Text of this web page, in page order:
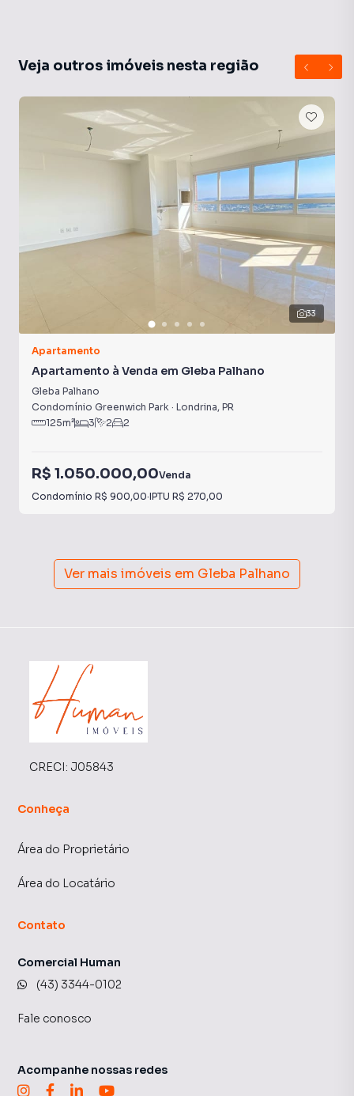
Veja outros imóveis nesta região
33
Apartamento
Apartamento à Venda em Gleba Palhano
Gleba Palhano
Condomínio Greenwich Park · Londrina, PR
125m² 3 2 2
R$ 1.050.000,00Venda
Condomínio R$ 900,00·IPTU R$ 270,00
Ver mais imóveis em Gleba Palhano
CRECI: J05843
Conheça
Área do Proprietário
Área do Locatário
Contato
Comercial Human
(43) 3344-0102
Fale conosco
Acompanhe nossas redes